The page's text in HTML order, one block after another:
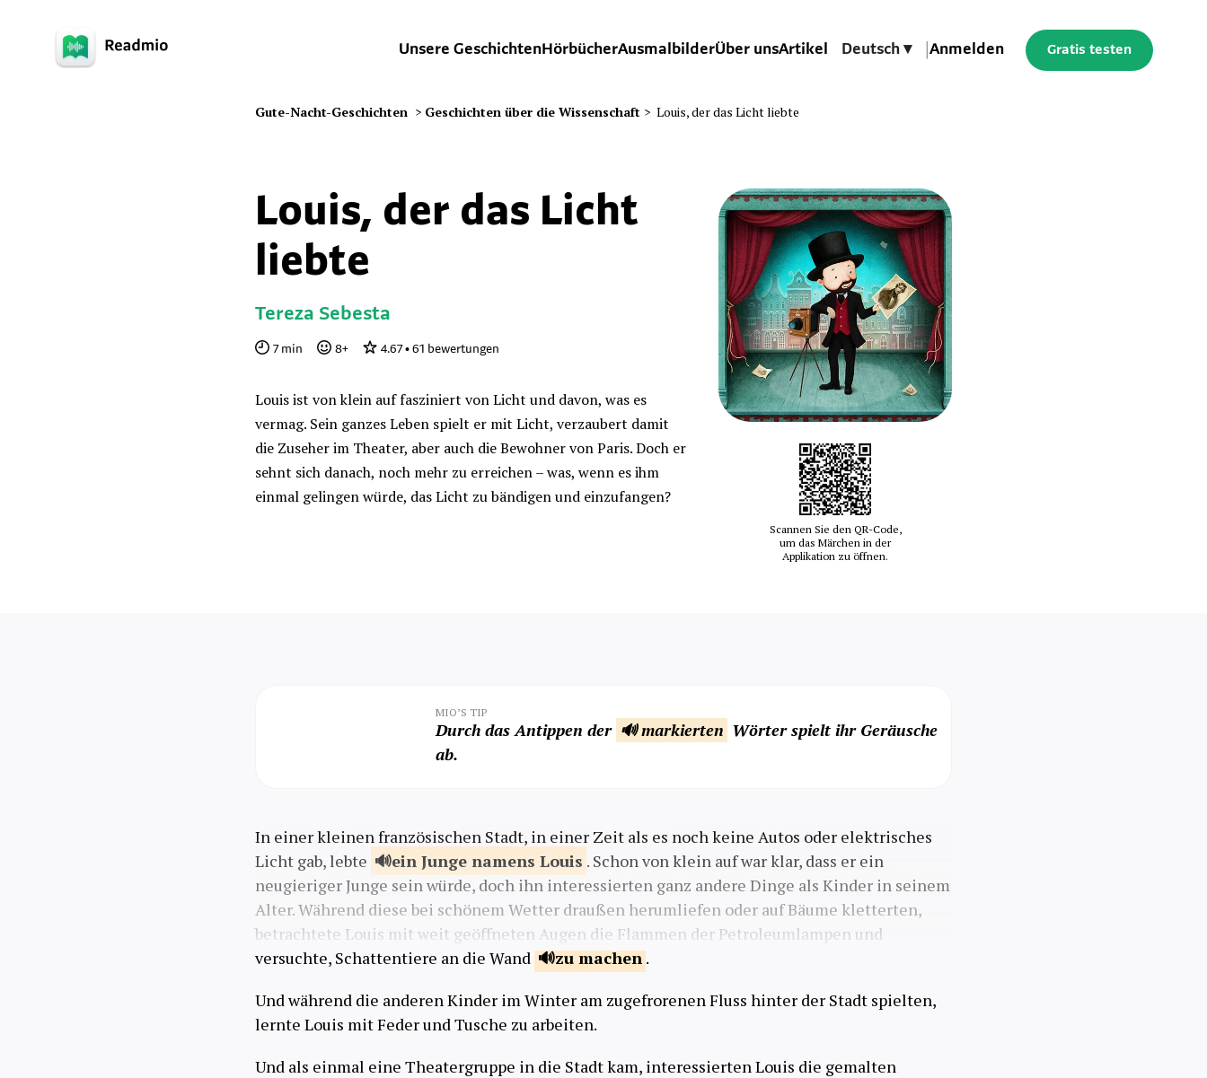
Unsere GeschichtenHörbücherAusmalbilderÜber unsArtikel Deutsch ▾ Anmelden Gratis testen
Gute-Nacht-Geschichten > Geschichten über die Wissenschaft > Louis, der das Licht liebte
Louis, der das Licht
liebte
Tereza Sebesta
7min 8+ 4.67• 61 bewertungen
Louis ist von klein auf fasziniert von Licht und davon, was es
vermag. Sein ganzes Leben spielt er mit Licht, verzaubert damit
die Zuseher im Theater, aber auch die Bewohner von Paris. Doch er
sehnt sich danach, noch mehr zu erreichen – was, wenn es ihm
einmal gelingen würde, das Licht zu bändigen und einzufangen?
Scannen Sie den QR-Code,
um das Märchen in der
Applikation zu öffnen.
MIO’S TIP
Durch das Antippen der 🔊 markierten Wörter spielt ihr Geräusche
ab.
In einer kleinen französischen Stadt, in einer Zeit als es noch keine Autos oder elektrisches
Licht gab, lebte
ein Junge namens Louis . Schon von klein auf war klar, dass er ein
neugieriger Junge sein würde, doch ihn interessierten ganz andere Dinge als Kinder in seinem
Alter. Während diese bei schönem Wetter draußen herumliefen oder auf Bäume kletterten,
betrachtete Louis mit weit geöffneten Augen die Flammen der Petroleumlampen und
versuchte, Schattentiere an die Wand
zumachen .
Und während die anderen Kinder im Winter am zugefrorenen Fluss hinter der Stadt spielten,
lernte Louis mit Feder und Tusche zu arbeiten.
Und als einmal eine Theatergruppe in die Stadt kam, interessierten Louis die gemalten